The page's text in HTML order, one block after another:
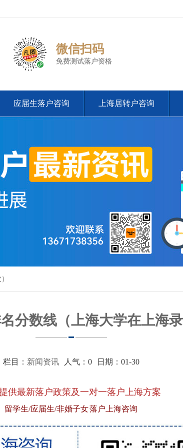
微信扫码
免费测试落户资格
应届生落户咨询 上海居转户咨询
分数线（上海大学在上海
栏目： 新闻资讯人气： 0日期：01-30
供最新落户政策及一对一落户上海方案
留学生/应届生/非婚子女 落户上海咨询